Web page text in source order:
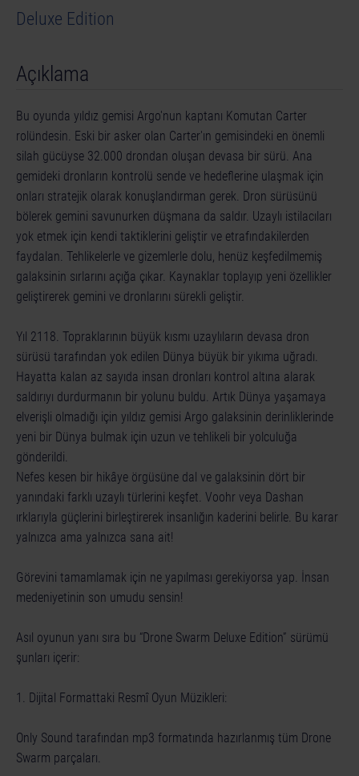
Deluxe Edition
Açıklama
Bu oyunda yıldız gemisi Argo'nun kaptanı Komutan Carter
rolündesin. Eski bir asker olan Carter'ın gemisindeki en önemli
silah gücüyse 32.000 drondan oluşan devasa bir sürü. Ana
gemideki dronların kontrolü sende ve hedeflerine ulaşmak için
onları stratejik olarak konuşlandırman gerek. Dron sürüsünü
bölerek gemini savunurken düşmana da saldır. Uzaylı istilacıları
yok etmek için kendi taktiklerini geliştir ve etrafındakilerden
faydalan. Tehlikelerle ve gizemlerle dolu, henüz keşfedilmemiş
galaksinin sırlarını açığa çıkar. Kaynaklar toplayıp yeni özellikler
geliştirerek gemini ve dronlarını sürekli geliştir.
Yıl 2118. Topraklarının büyük kısmı uzaylıların devasa dron
sürüsü tarafından yok edilen Dünya büyük bir yıkıma uğradı.
Hayatta kalan az sayıda insan dronları kontrol altına alarak
saldırıyı durdurmanın bir yolunu buldu. Artık Dünya yaşamaya
elverişli olmadığı için yıldız gemisi Argo galaksinin derinliklerinde
yeni bir Dünya bulmak için uzun ve tehlikeli bir yolculuğa
gönderildi.
Nefes kesen bir hikâye örgüsüne dal ve galaksinin dört bir
yanındaki farklı uzaylı türlerini keşfet. Voohr veya Dashan
ırklarıyla güçlerini birleştirerek insanlığın kaderini belirle. Bu karar
yalnızca ama yalnızca sana ait!
Görevini tamamlamak için ne yapılması gerekiyorsa yap. İnsan
medeniyetinin son umudu sensin!
Asıl oyunun yanı sıra bu “Drone Swarm Deluxe Edition” sürümü
şunları içerir:
1. Dijital Formattaki Resmî Oyun Müzikleri:
Only Sound tarafından mp3 formatında hazırlanmış tüm Drone
Swarm parçaları.